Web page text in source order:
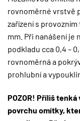
rovnoměrné vrstvě
zařízení s
mm. Při nanášení
podkladu cca 0,4 –
rovnoměrná a
prohlubní a
POZOR! Příliš
povrchu omítky,